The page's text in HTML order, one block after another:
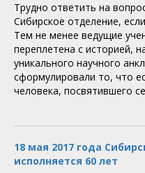
Трудно ответить на
Сибирское отделение,
Тем не менее ведущие
переплетена с историей,
уникального научного
сформулировали то, что
человека, посвятившего
18 мая 2017 года
исполняется 60 лет